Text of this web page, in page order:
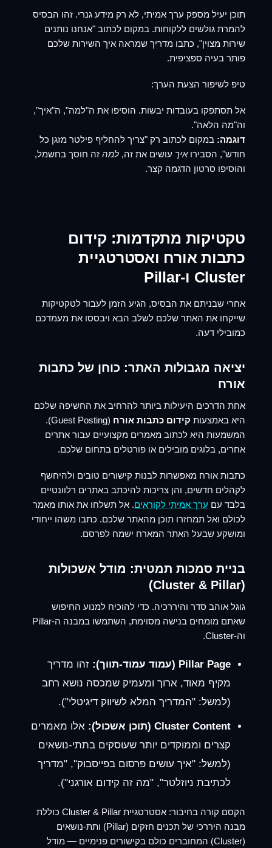
תוכן יעיל מספק ערך אמיתי, לא רק מידע גנרי. זהו הבסיס
להמרת גולשים ללקוחות. במקום לכתוב "אנחנו נותנים
שירות מצוין", כתבו מדריך שמראה איך השירות שלכם
פותר בעיה ספציפית.
טיפ לשיפור הצעת הערך:
אל תסתפקו בעובדות יבשות. הוסיפו את ה"למה", ה"איך",
וה"מה הלאה".
דוגמה: במקום לכתוב רק "צריך להחליף פילטר מזגן כל
חודש", הסבירואיך עושים את זה, למה זה חוסך בחשמל,
והוסיפו סרטון הדגמה קצר.
טקטיקות מתקדמות: קידום
כתבות אורח ואסטרטגיית
Cluster ו-Pillar
אחרי שבניתם את הבסיס, הגיע הזמן לעבור לטקטיקות
שייקחו את האתר שלכם לשלב הבא ויבססו את מעמדכם
כמובילי דעה.
יציאה מגבולות האתר: כוחן של כתבות
אורח
אחת הדרכים היעילות ביותר להרחיב את החשיפה שלכם
היא באמצעות קידום כתבות אורח
(Guest Posting).
המשמעות היא לכתוב מאמרים מקצועיים עבור אתרים
אחרים, בלוגים מובילים או פורטלים בתחום שלכם.
כתבות אורח מאפשרות לבנות קישורים טובים ולהיחשף
לקהלים חדשים, והן צריכות להיכתב באתרים רלוונטיים
בלבד עם ערך אמיתי לקוראים. אל תשלחו את אותו מאמר
לכולם ואל תמחזרו תוכן מהאתר שלכם. כתבו משהו ייחודי
ומושקע שבעל האתר המארח ישמח לפרסם.
בניית סמכות תמטית: מודל אשכולות
(Cluster & Pillar)
גוגל אוהב סדר והיררכיה. כדי להוכיח למנוע החיפוש
שאתם מומחים בנישה מסוימת, השתמשו במבנה ה-Pillar
וה-Cluster.
Pillar Page (עמוד עמוד-תווך):
זהו מדריך
מקיף מאוד, ארוך ומעמיק שמכסה נושא רחב
(למשל: "המדריך המלא לשיווק דיגיטלי").
Cluster Content (תוכן אשכול):
אלו מאמרים
קצרים וממוקדים יותר שעוסקים בתתי-נושאים
(למשל: "איך עושים פרסום בפייסבוק", "מדריך
לכתיבת ניוזלטר", "מה זה קידום אורגני").
הקסם קורה בחיבור: אסטרטגיית Cluster & Pillar כוללת
מבנה היררכי של תכנים חזקים (Pillar) ותת-נושאים
(Cluster) המחוברים כולם בקישורים פנימיים — מודל